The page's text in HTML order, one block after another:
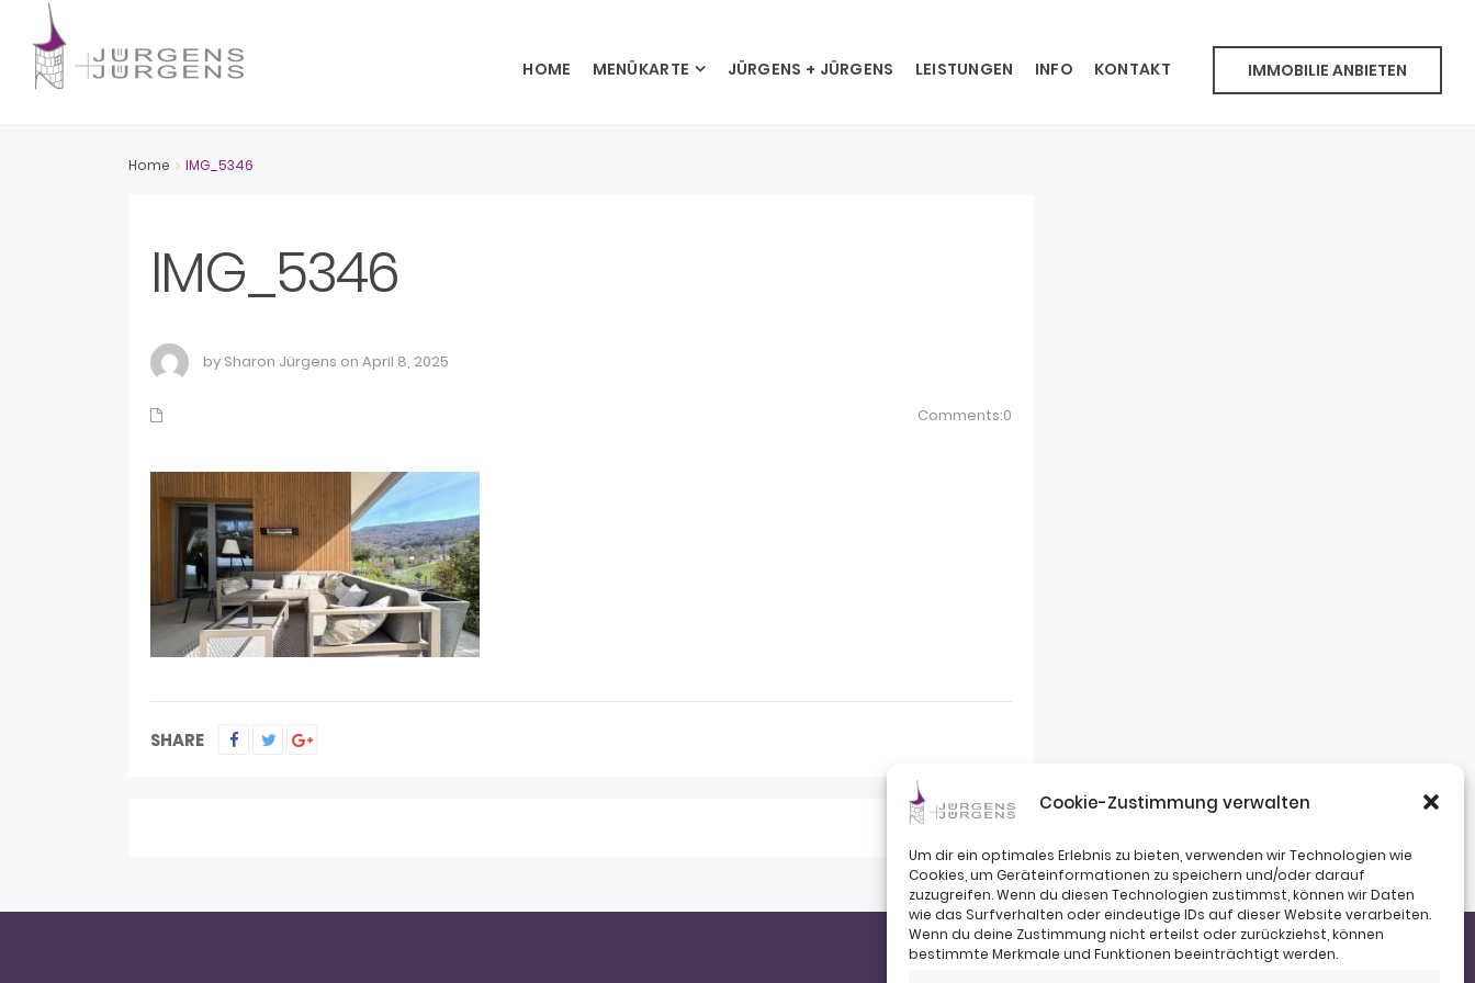
Cookie-Zustimmung verwalten
Um dir ein optimales Erlebnis zu bieten, verwenden wir Technologien wie
Cookies, um Geräteinformationen zu speichern und/oder darauf
zuzugreifen. Wenn du diesen Technologien zustimmst, können wir Daten
wie das Surfverhalten oder eindeutige IDs auf dieser Website verarbeiten.
Wenn du deine Zustimmung nicht erteilst oder zurückziehst, können
bestimmte Merkmale und Funktionen beeinträchtigt werden.
IMMOBILIE ANBIETEN
HOME MENÜKARTE JÜRGENS + JÜRGENS LEISTUNGEN INFO KONTAKT
Home IMG_5346
IMG_5346
by Sharon Jürgens on April 8, 2025
Comments:0
SHARE